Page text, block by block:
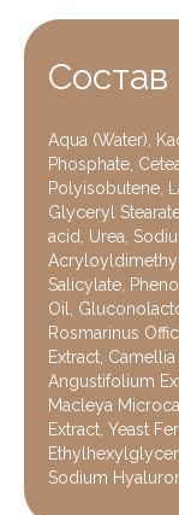
Состав
Aqua (Water),
Phosphate,
Polyisobutene,
Glyceryl
acid, Urea,
Salicylate,
Oil,
Rosmarinus
Extract,
Angustifolium
Macleya
Extract, Yeast
Sodium